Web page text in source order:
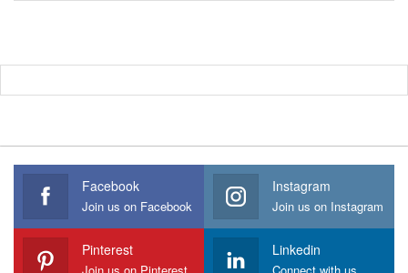
Facebook
Join us on Facebook
Instagram
Join us on Instagram
Pinterest Linkedin